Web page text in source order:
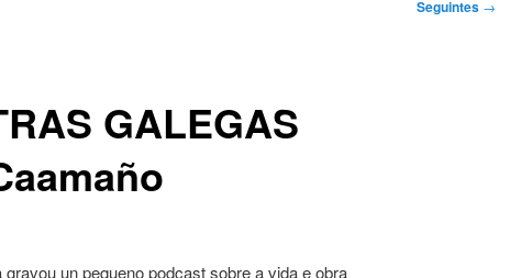
Seguintes →
GALEGAS
un pequeno podcast sobre a vida e obra